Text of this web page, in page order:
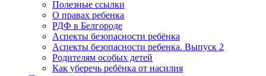
Полезные ссылки
О правах ребенка
РДФ в Белгороде
Аспекты безопасности ребёнка
Аспекты безопасности ребенка. Выпуск 2
Родителям особых детей
Как уберечь ребёнка от насилия